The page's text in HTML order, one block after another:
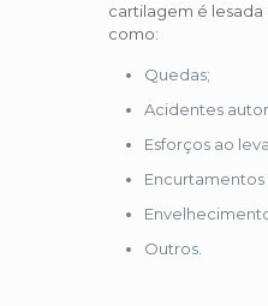
cartilagem é lesada
como:
Quedas;
Acidentes
Esforços ao
Encurtamentos
Outros.